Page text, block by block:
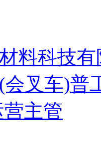
料科技
叉车)普
主管